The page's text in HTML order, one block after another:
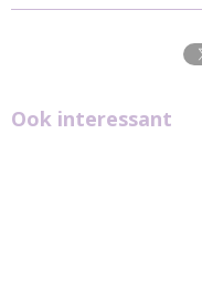
Ook interessant